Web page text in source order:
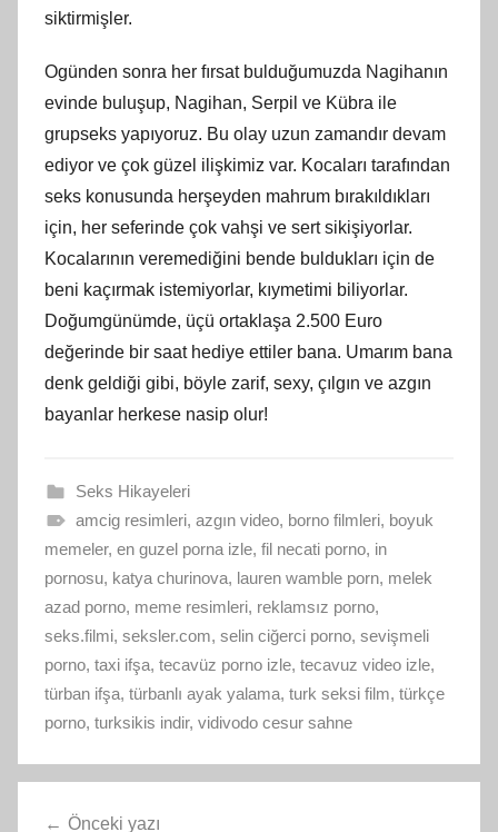
siktirmişler.
Ogünden sonra her fırsat bulduğumuzda Nagihanın
evinde buluşup, Nagihan, Serpil ve Kübra ile
grupseks yapıyoruz. Bu olay uzun zamandır devam
ediyor ve çok güzel ilişkimiz var. Kocaları tarafından
seks konusunda herşeyden mahrum bırakıldıkları
için, her seferinde çok vahşi ve sert sikişiyorlar.
Kocalarının veremediğini bende buldukları için de
beni kaçırmak istemiyorlar, kıymetimi biliyorlar.
Doğumgünümde, üçü ortaklaşa 2.500 Euro
değerinde bir saat hediye ettiler bana. Umarım bana
denk geldiği gibi, böyle zarif, sexy, çılgın ve azgın
bayanlar herkese nasip olur!
Seks Hikayeleri
amcig resimleri, azgın video, borno filmleri, boyuk
memeler, en guzel porna izle, fil necati porno, in
pornosu, katya churinova, lauren wamble porn, melek
azad porno, meme resimleri, reklamsız porno,
seks.filmi, seksler.com, selin ciğerci porno, sevişmeli
porno, taxi ifşa, tecavüz porno izle, tecavuz video izle,
türban ifşa, türbanlı ayak yalama, turk seksi film, türkçe
porno, turksikis indir, vidivodo cesur sahne
Önceki yazı